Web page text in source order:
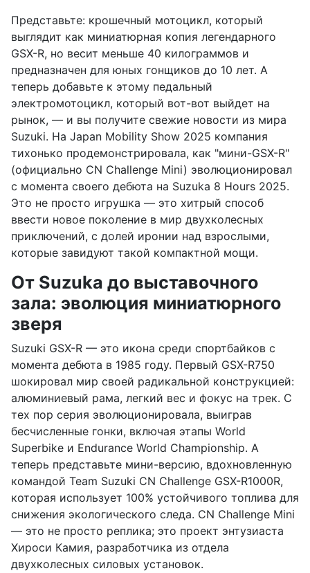
Представьте: крошечный мотоцикл, который
выглядит как миниатюрная копия легендарного
GSX-R, но весит меньше 40 килограммов и
предназначен для юных гонщиков до 10 лет. А
теперь добавьте к этому педальный
электромотоцикл, который вот-вот выйдет на
рынок, — и вы получите свежие новости из мира
Suzuki. На Japan Mobility Show 2025 компания
тихонько продемонстрировала, как "мини-GSX-R"
(официально CN Challenge Mini) эволюционировал
с момента своего дебюта на Suzuka 8 Hours 2025.
Это не просто игрушка — это хитрый способ
ввести новое поколение в мир двухколесных
приключений, с долей иронии над взрослыми,
которые завидуют такой компактной мощи.
От Suzuka до выставочного
зала: эволюция миниатюрного
зверя
Suzuki GSX-R — это икона среди спортбайков с
момента дебюта в 1985 году. Первый GSX-R750
шокировал мир своей радикальной конструкцией:
алюминиевый рама, легкий вес и фокус на трек. С
тех пор серия эволюционировала, выиграв
бесчисленные гонки, включая этапы World
Superbike и Endurance World Championship. А
теперь представьте мини-версию, вдохновленную
командой Team Suzuki CN Challenge GSX-R1000R,
которая использует 100% устойчивого топлива для
снижения экологического следа. CN Challenge Mini
— это не просто реплика; это проект энтузиаста
Хироси Камия, разработчика из отдела
двухколесных силовых установок.